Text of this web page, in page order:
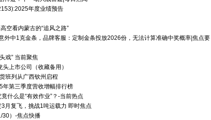
年度业绩预告
空看内蒙古的“追风之路”
外中1克金条，品牌客服：定制金条投放2026份，无法计算准确中奖概率|焦点要
戏” 当前聚焦
上市公司（收藏备用）
班列从广西钦州启程
第三季度营收增幅排行榜
什么是“有效作业”？-当前热点
月复飞，挑战1吨运载力 即时焦点
30）-焦点快播